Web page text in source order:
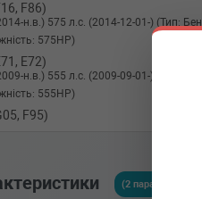
F86)
н.в.) 575 л.с. (2014-12-01-) (Тип:
575HP)
E72)
н.в.) 555 л.с. (2009-09-01-) (Тип:
555HP)
F95)
н.в.) 575 л.с. (2014-12-01-) (Тип:
(2 параметрів)